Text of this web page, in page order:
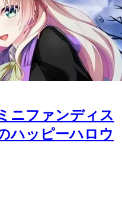
ニファンディス
ハッピーハロウ